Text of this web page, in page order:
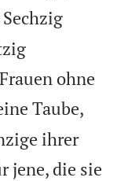
Sechzig
ohne
Taube,
ihrer
jene, die sie